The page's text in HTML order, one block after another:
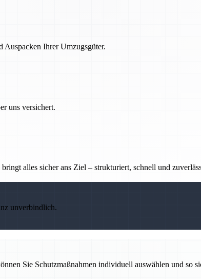
Auspacken Ihrer Umzugsgüter.
uns versichert.
alles sicher ans Ziel – strukturiert, schnell und
unverbindlich.
Sie Schutzmaßnahmen individuell auswählen und so